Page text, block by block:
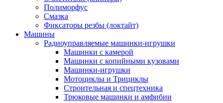
Полиморфус
Смазка
Фиксаторы резбы (локтайт)
Машины
Радиоуправляемые машинки-игрушки
Машинки с камерой
Машинки с копийными кузовами
Машинки-игрушки
Мотоциклы и Трициклы
Строительная и спецтехника
Трюковые машинки и амфибии